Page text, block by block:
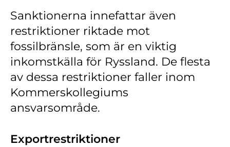
Lediga jobb
Kundwebben
In English
Sanktionerna innefattar även
restriktioner riktade mot
fossilbränsle, som är en viktig
inkomstkälla för Ryssland. De flesta
av dessa restriktioner faller inom
Kommerskollegiums
ansvarsområde.
Exportrestriktioner